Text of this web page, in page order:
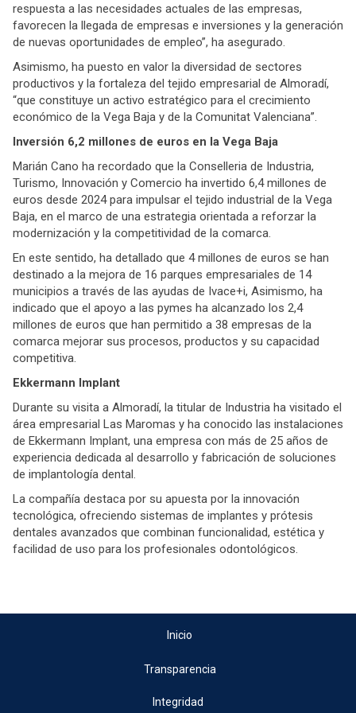
respuesta a las necesidades actuales de las empresas,
favorecen la llegada de empresas e inversiones y la generación
de nuevas oportunidades de empleo”, ha asegurado.
Asimismo, ha puesto en valor la diversidad de sectores
productivos y la fortaleza del tejido empresarial de Almoradí,
“que constituye un activo estratégico para el crecimiento
económico de la Vega Baja y de la Comunitat Valenciana”.
Inversión 6,2 millones de euros en la Vega Baja
Marián Cano ha recordado que la Conselleria de Industria,
Turismo, Innovación y Comercio ha invertido 6,4 millones de
euros desde 2024 para impulsar el tejido industrial de la Vega
Baja, en el marco de una estrategia orientada a reforzar la
modernización y la competitividad de la comarca.
En este sentido, ha detallado que 4 millones de euros se han
destinado a la mejora de 16 parques empresariales de 14
municipios a través de las ayudas de Ivace+i, Asimismo, ha
indicado que el apoyo a las pymes ha alcanzado los 2,4
millones de euros que han permitido a 38 empresas de la
comarca mejorar sus procesos, productos y su capacidad
competitiva.
Ekkermann Implant
Durante su visita a Almoradí, la titular de Industria ha visitado el
área empresarial Las Maromas y ha conocido las instalaciones
de Ekkermann Implant, una empresa con más de 25 años de
experiencia dedicada al desarrollo y fabricación de soluciones
de implantología dental.
La compañía destaca por su apuesta por la innovación
tecnológica, ofreciendo sistemas de implantes y prótesis
dentales avanzados que combinan funcionalidad, estética y
facilidad de uso para los profesionales odontológicos.
Inicio
Transparencia
Integridad